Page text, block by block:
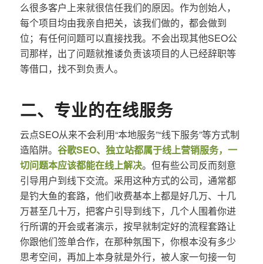
么很多客户上来就很信任我们的原因。作为创始人，
每个项目均由我亲自把关，该我们做的，都会做到
位；有任何问题可以直接找我。不会出现其他SEO公
司那样，出了问题就推诿负责该项目的人已经辞职等
等借口，找不到负责人。
二、专业的在线服务
云点SEO从来不会利用“本地服务”“线下服务”等方式制
造陷阱。 谷歌SEO、独立站都属于线上营销服务，一
切问题本应该都能在线上解决。但有些公司反而刻意
引导用户到线下交流。采用这种方式的公司，通常都
是钓大鱼的套路，他们收费基本上都是好几万、十几
万甚至几十万，把客户引导到线下，几个人围着你进
行所谓的开会或者演示，按早就制定好的流程套路让
你跟他们签单合作，在那种氛围下，你根本没有多少
思考空间，再加上本身就是外行，被人家一句接一句